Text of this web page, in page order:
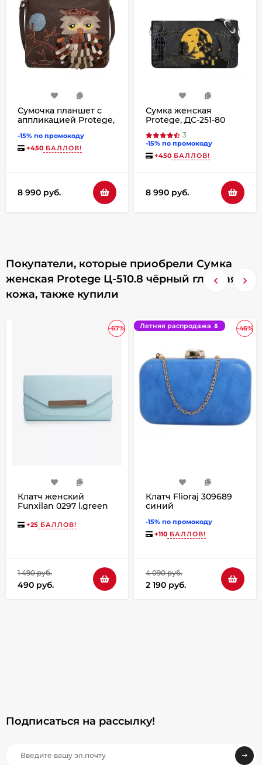
Сумочка планшет с
аппликацией Protege,
мокко
-15% по промокоду
+450 БАЛЛОВ!
8 990 руб.
Сумка женская
Protege, ДС-251-80
3
-15% по промокоду
+450 БАЛЛОВ!
8 990 руб.
Покупатели, которые приобрели Сумка
женская Protege Ц-510.8 чёрный гладкая
кожа, также купили
-67%
Клатч женский
Funxilan 0297 l.green
+25 БАЛЛОВ!
1 490 руб.
490 руб.
-46%
Летняя распродажа 🌷
Клатч Flioraj 309689
синий
-15% по промокоду
+110 БАЛЛОВ!
4 090 руб.
2 190 руб.
Подписаться на рассылкy!